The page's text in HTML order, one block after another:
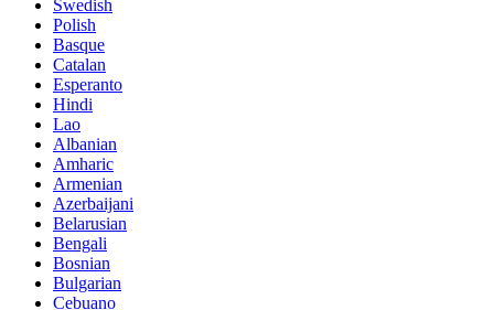
Swedish
Polish
Basque
Catalan
Esperanto
Hindi
Lao
Albanian
Amharic
Armenian
Azerbaijani
Belarusian
Bengali
Bosnian
Bulgarian
Cebuano